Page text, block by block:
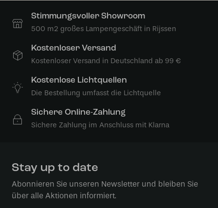
Stimmungsvoller Showroom
500 m2 großes Lampengeschäft in Rijssen
Kostenloser Versand
Kostenloser Versand in Deutschland ab 99 €
Kostenlose Lichtquellen
Die Bestellung umfasst die Lichtquelle
Sichere Online-Zahlung
Sichere Zahlung im Anschluss mit Klarna
Stay up to date
Abonnieren Sie unseren Newsletter und bleiben Sie
über alle Aktionen informiert.